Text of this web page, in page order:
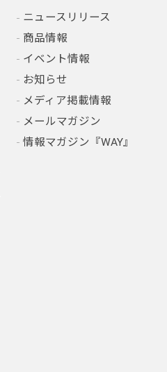
ニュースリリース
商品情報
イベント情報
お知らせ
メディア掲載情報
メールマガジン
情報マガジン『WAY』